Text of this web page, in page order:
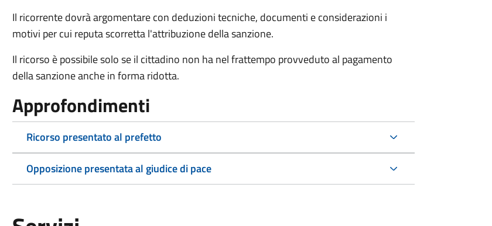
Il ricorrente dovrà argomentare con deduzioni tecniche, documenti e considerazioni i
motivi per cui reputa scorretta l'attribuzione della sanzione.
Il ricorso è possibile solo se il cittadino non ha nel frattempo provveduto al pagamento
della sanzione anche in forma ridotta.
Approfondimenti
Ricorso presentato al prefetto
Opposizione presentata al giudice di pace